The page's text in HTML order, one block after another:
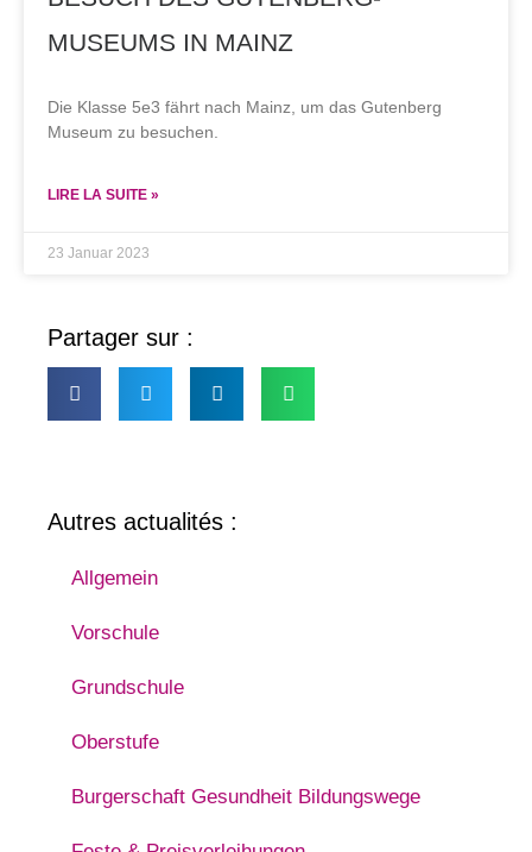
MUSEUMS IN MAINZ
Die Klasse 5e3 fährt nach Mainz, um das Gutenberg
Museum zu besuchen.
LIRE LA SUITE »
23 Januar 2023
Partager sur :
Autres actualités :
Allgemein
Vorschule
Grundschule
Oberstufe
Burgerschaft Gesundheit Bildungswege